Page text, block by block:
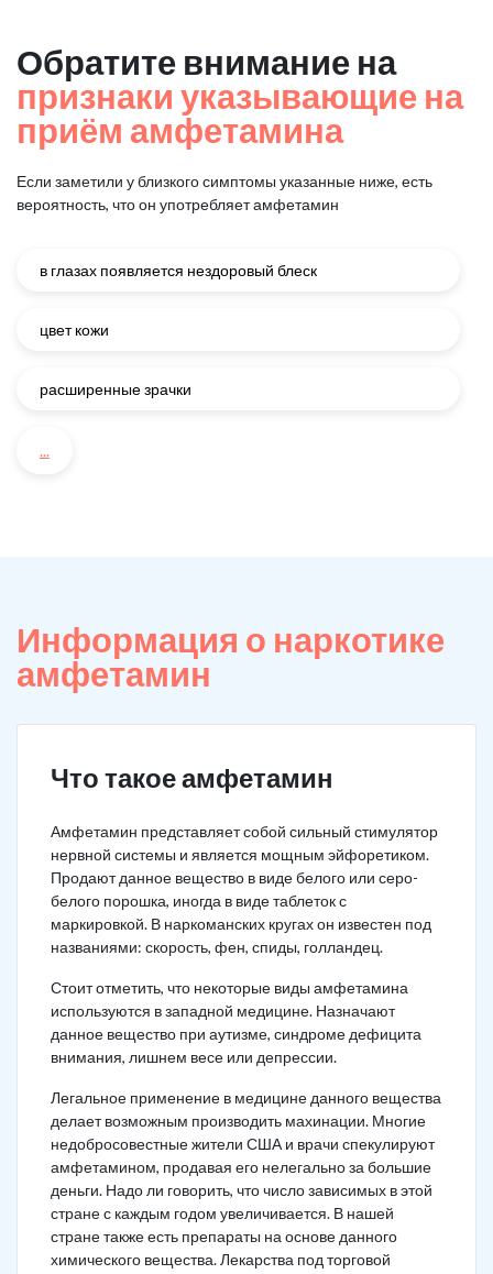
Обратите внимание на
признаки указывающие на
приём амфетамина
Если заметили у близкого симптомы указанные ниже, есть
вероятность, что он употребляет амфетамин
в глазах появляется нездоровый блеск
цвет кожи
расширенные зрачки
...
Информация о наркотике
амфетамин
Что такое амфетамин
Амфетамин представляет собой сильный стимулятор
нервной системы и является мощным эйфоретиком.
Продают данное вещество в виде белого или серо-
белого порошка, иногда в виде таблеток с
маркировкой. В наркоманских кругах он известен под
названиями: скорость, фен, спиды, голландец.
Стоит отметить, что некоторые виды амфетамина
используются в западной медицине. Назначают
данное вещество при аутизме, синдроме дефицита
внимания, лишнем весе или депрессии.
Легальное применение в медицине данного вещества
делает возможным производить махинации. Многие
недобросовестные жители США и врачи спекулируют
амфетамином, продавая его нелегально за большие
деньги. Надо ли говорить, что число зависимых в этой
стране с каждым годом увеличивается. В нашей
стране также есть препараты на основе данного
химического вещества. Лекарства под торговой